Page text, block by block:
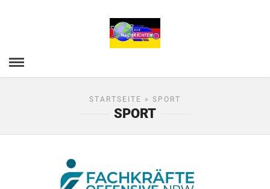
STARTSEITE » SPORT
SPORT